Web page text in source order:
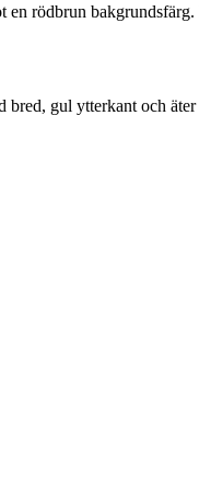
rödbrun
gul ytterkant och